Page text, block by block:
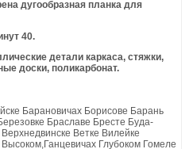
дугообразная планка для
40.
детали каркаса, стяжки,
доски, поликарбонат.
Барановичах Борисове Барань
Браславе Бресте Буда-
Ветке Вилейке
Глубоком Гомеле